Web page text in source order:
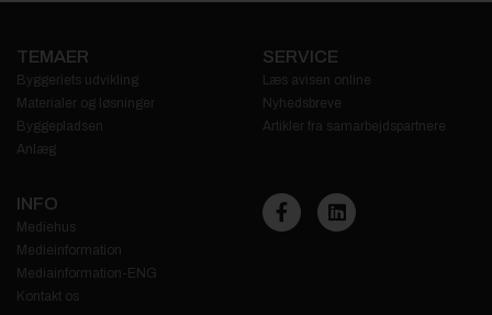
TEMAER
Byggeriets udvikling
Materialer og løsninger
Byggepladsen
Anlæg
SERVICE
Læs avisen online
Nyhedsbreve
Artikler fra samarbejdspartnere
INFO
Mediehus
Medieinformation
Mediainformation-ENG
Kontakt os